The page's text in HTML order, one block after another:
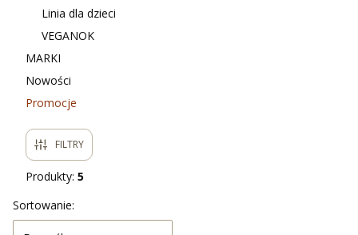
Linia dla dzieci
VEGANOK
MARKI
Nowości
Promocje
FILTRY
Produkty: 5
Lista produktów
Sortowanie: